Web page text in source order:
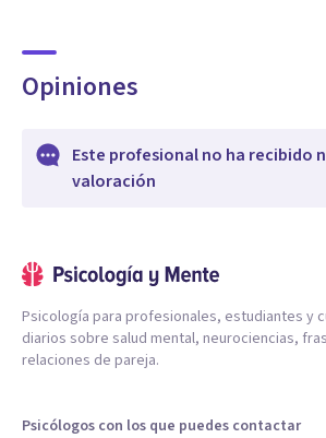
Opiniones
Este profesional no ha recibido
valoración
Psicología para profesionales, estudiantes y
diarios sobre salud mental, neurociencias,
relaciones de pareja.
Psicólogos con los que puedes contactar